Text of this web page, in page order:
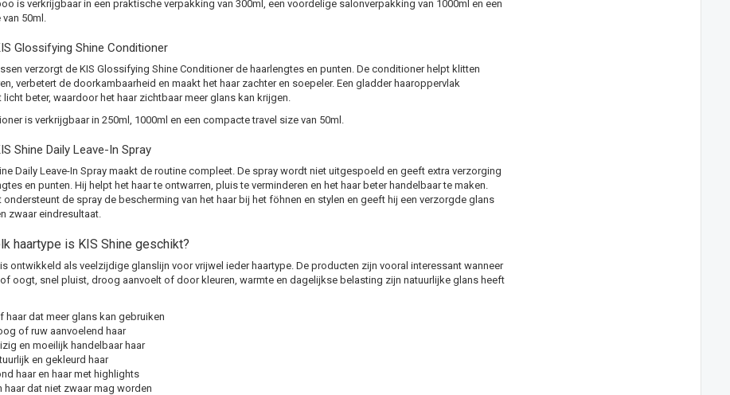
is verkrijgbaar in een praktische verpakking van 300ml, een voordelige salonverpakking van 1000ml en een
50ml.
Glossifying Shine Conditioner
verzorgt de KIS Glossifying Shine Conditioner de haarlengtes en punten. De conditioner helpt klitten
verbetert de doorkambaarheid en maakt het haar zachter en soepeler. Een gladder haaroppervlak
beter, waardoor het haar zichtbaar meer glans kan krijgen.
is verkrijgbaar in 250ml, 1000ml en een compacte travel size van 50ml.
Shine Daily Leave-In Spray
Daily Leave-In Spray maakt de routine compleet. De spray wordt niet uitgespoeld en geeft extra verzorging
en punten. Hij helpt het haar te ontwarren, pluis te verminderen en het haar beter handelbaar te maken.
ondersteunt de spray de bescherming van het haar bij het föhnen en stylen en geeft hij een verzorgde glans
zwaar eindresultaat.
haartype is KIS Shine geschikt?
is ontwikkeld als veelzijdige glanslijn voor vrijwel ieder haartype. De producten zijn vooral interessant wanneer
oogt, snel pluist, droog aanvoelt of door kleuren, warmte en dagelijkse belasting zijn natuurlijke glans heeft
haar dat meer glans kan gebruiken
of ruw aanvoelend haar
en moeilijk handelbaar haar
en gekleurd haar
haar en haar met highlights
haar dat niet zwaar mag worden